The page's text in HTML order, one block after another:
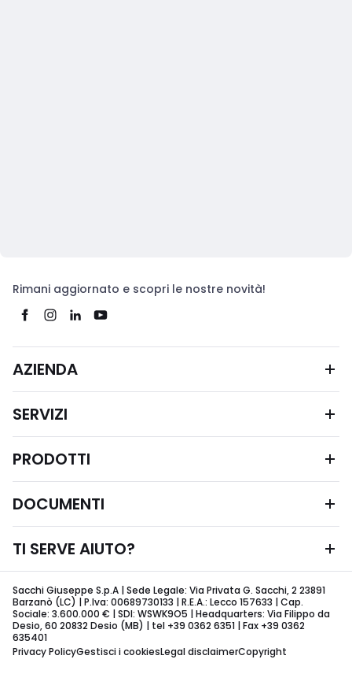
Rimani aggiornato e scopri le nostre novità!
AZIENDA
SERVIZI
PRODOTTI
DOCUMENTI
TI SERVE AIUTO?
Sacchi Giuseppe S.p.A | Sede Legale: Via Privata G. Sacchi, 2 23891
Barzanò (LC) | P.Iva: 00689730133 | R.E.A.: Lecco 157633 | Cap.
Sociale: 3.600.000 € | SDI: WSWK9O5 | Headquarters: Via Filippo da
Desio, 60 20832 Desio (MB) | tel +39 0362 6351 | Fax +39 0362
635401
Privacy PolicyGestisci i cookiesLegal disclaimerCopyright